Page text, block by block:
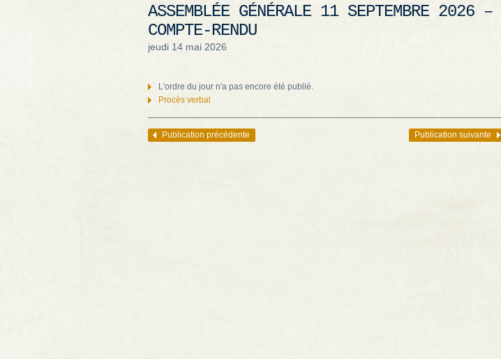
ASSEMBLÉE GÉNÉRALE 11 SEPTEMBRE 2026 –
COMPTE-RENDU
jeudi 14 mai 2026
L'ordre du jour n'a pas encore été publié.
Procès verbal
Navigation des articles
Publication précédente Publication suivante